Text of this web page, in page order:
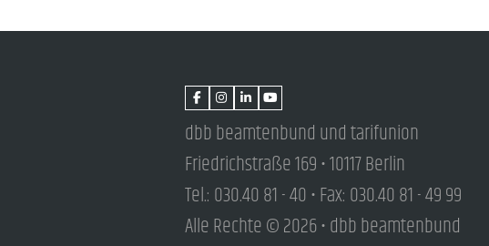
dbb beamtenbund und tarifunion
Friedrichstraße 169 • 10117 Berlin
Tel.: 030.40 81 - 40 • Fax: 030.40 81 - 49 99
Alle Rechte © 2026 • dbb beamtenbund